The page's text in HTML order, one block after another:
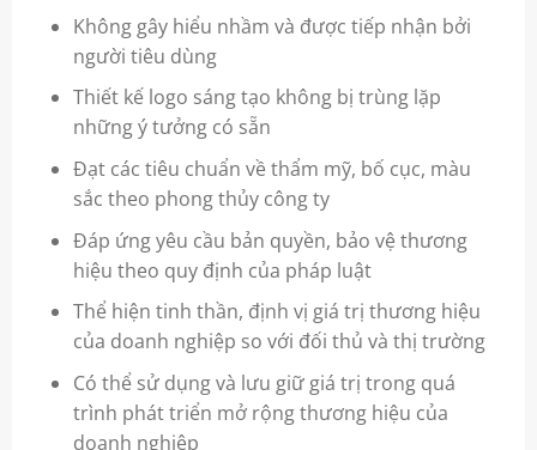
Không gây hiểu nhầm và được tiếp nhận bởi
người tiêu dùng
Thiết kế logo sáng tạo không bị trùng lặp
những ý tưởng có sẵn
Đạt các tiêu chuẩn về thẩm mỹ, bố cục, màu
sắc theo phong thủy công ty
Đáp ứng yêu cầu bản quyền, bảo vệ thương
hiệu theo quy định của pháp luật
Thể hiện tinh thần, định vị giá trị thương hiệu
của doanh nghiệp so với đối thủ và thị trường
Có thể sử dụng và lưu giữ giá trị trong quá
trình phát triển mở rộng thương hiệu của
doanh nghiêp